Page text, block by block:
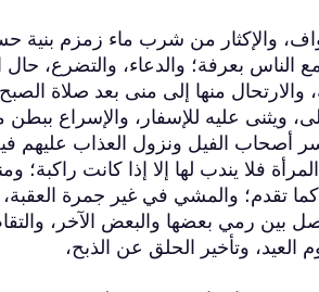
والإكثار من شرب ماء زمزم
الناس بعرفة؛ والدعاء، والتضرع، حال
منها إلى منى بعد صلاة
ويثنى عليه للإسفار، والإسراع
الفيل ونزول العذاب عليهم
المرأة فلا يندب لها إلا إذا كانت
تقدم؛ والمشي في غير جمرة العقبة،
بين رمي بعضها والبعض الآخر،
العيد، وتأخير الحلق عن الذبح،